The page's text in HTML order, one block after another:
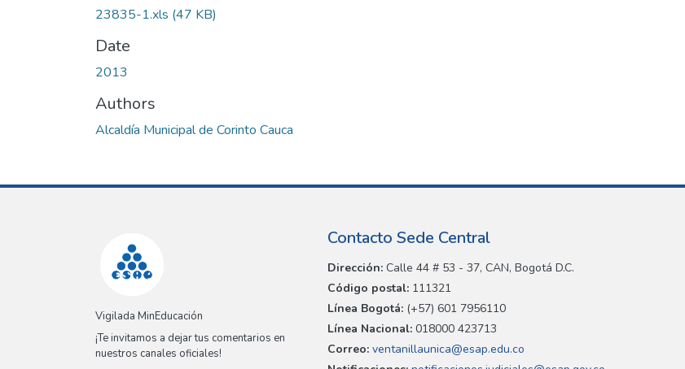
23835-1.xls (47 KB)
Date
2013
Authors
Alcaldía Municipal de Corinto Cauca
Vigilada MinEducación
¡Te invitamos a dejar tus comentarios en
nuestros canales oficiales!
Contacto Sede Central
Dirección: Calle 44 # 53 - 37, CAN, Bogotá D.C.
Código postal: 111321
Línea Bogotá: (+57) 601 7956110
Línea Nacional: 018000 423713
Correo: ventanillaunica@esap.edu.co